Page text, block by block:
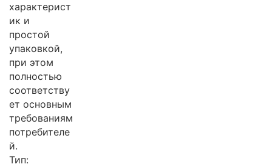
характерист
ик и
простой
упаковкой,
при этом
полностью
соответству
ет основным
требованиям
потребителе
й.
Тип: